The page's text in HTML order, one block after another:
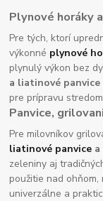
Plynové horáky
Pre tých, ktorí
výkonné plynové
plynulý výkon bez
a liatinové
pre prípravu
Panvice,
Pre milovníkov
liatinové panvice
zeleniny aj
použitie nad
univerzálne a